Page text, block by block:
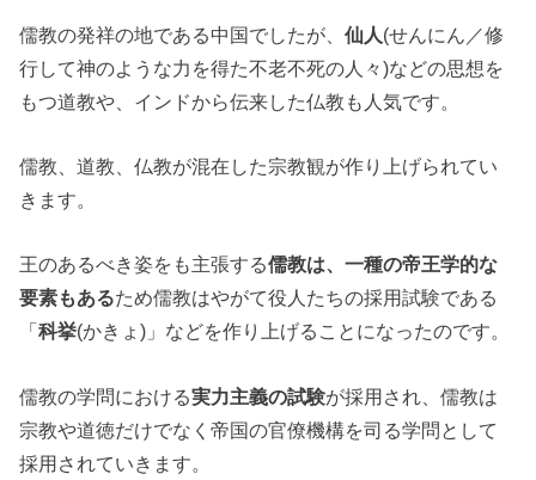
儒教の発祥の地である中国でしたが、仙人(せんにん／修
行して神のような力を得た不老不死の人々)などの思想を
もつ道教や、インドから伝来した仏教も人気です。
儒教、道教、仏教が混在した宗教観が作り上げられてい
きます。
王のあるべき姿をも主張する儒教は、一種の帝王学的な
要素もあるため儒教はやがて役人たちの採用試験である
「科挙(かきょ)」などを作り上げることになったのです。
儒教の学問における実力主義の試験が採用され、儒教は
宗教や道徳だけでなく帝国の官僚機構を司る学問として
採用されていきます。